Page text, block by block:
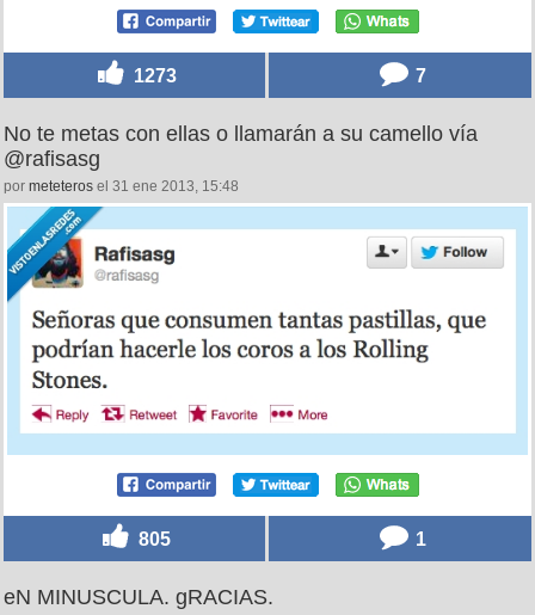
1273 7
No te metas con ellas o llamarán a su camello vía
@rafisasg
por meteteros el 31 ene 2013, 15:48
805 1
eN MINUSCULA. gRACIAS.